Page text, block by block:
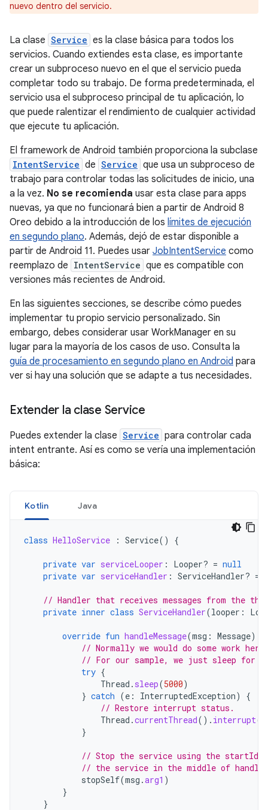
nuevo dentro del servicio.
La clase Service es la clase básica para todos los
servicios. Cuando extiendes esta clase, es importante
crear un subproceso nuevo en el que el servicio pueda
completar todo su trabajo. De forma predeterminada, el
servicio usa el subproceso principal de tu aplicación, lo
que puede ralentizar el rendimiento de cualquier actividad
que ejecute tu aplicación.
El framework de Android también proporciona la subclase
IntentService de Service que usa un subproceso de
trabajo para controlar todas las solicitudes de inicio, una
a la vez. No se recomienda usar esta clase para apps
nuevas, ya que no funcionará bien a partir de Android 8
Oreo debido a la introducción de los límites de ejecución
en segundo plano. Además, dejó de estar disponible a
partir de Android 11. Puedes usar JobIntentService como
reemplazo de IntentService que es compatible con
versiones más recientes de Android.
En las siguientes secciones, se describe cómo puedes
implementar tu propio servicio personalizado. Sin
embargo, debes considerar usar WorkManager en su
lugar para la mayoría de los casos de uso. Consulta la
guía de procesamiento en segundo plano en Android para
ver si hay una solución que se adapte a tus necesidades.
Extender la clase Service
Puedes extender la clase Service para controlar cada
intent entrante. Así es como se vería una implementación
básica:
Kotlin Java
class HelloService : Service() {
private var serviceLooper : Looper? = null
private var serviceHandler : ServiceHandler? =
// Handler that receives messages from the
private inner class ServiceHandler(looper :
override fun handleMessage(msg : Message)
// Normally we would do some work
// For our sample, we just sleep for 5
try {
Thread . sleep(5000)
} catch (e : InterruptedException)
{
// Restore interrupt status.
Thread .currentThread(). interrupt()
}
// Stop the service using the startId,
// the service in the middle of
stopSelf(msg .arg1 )
}
}